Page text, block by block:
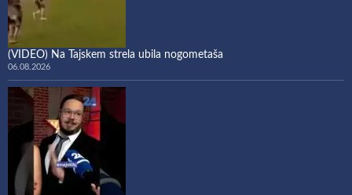
(VIDEO) Na Tajskem strela ubila nogometaša
06.08.2026